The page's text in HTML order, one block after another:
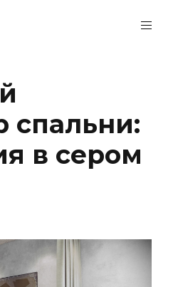
спальни:
в сером